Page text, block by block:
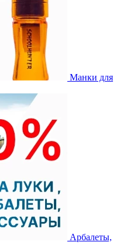
Манки для
Арбалеты,